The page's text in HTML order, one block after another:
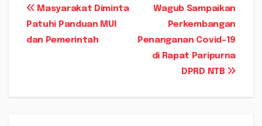
Navigasi
pos
Wagub Sampaikan
Perkembangan
Penanganan Covid-19
di Rapat Paripurna
DPRD NTB
Masyarakat Diminta
Patuhi Panduan MUI
dan Pemerintah